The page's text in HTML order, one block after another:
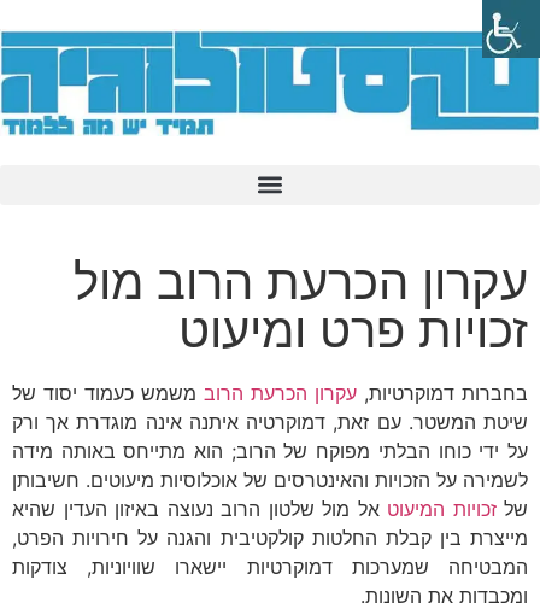
עקרון הכרעת הרוב מול
זכויות פרט ומיעוט
בחברות דמוקרטיות, עקרון הכרעת הרוב משמש כעמוד יסוד של
שיטת המשטר. עם זאת, דמוקרטיה איתנה אינה מוגדרת אך ורק
על ידי כוחו הבלתי מפוקח של הרוב; הוא מתייחס באותה מידה
לשמירה על הזכויות והאינטרסים של אוכלוסיות מיעוטים. חשיבותן
שלזכויות המיעוט אל מול שלטון הרוב נעוצה באיזון העדין שהיא
מייצרת בין קבלת החלטות קולקטיבית והגנה על חירויות הפרט,
המבטיחה שמערכות דמוקרטיות יישארו שוויוניות, צודקות
ומכבדות את השונות.